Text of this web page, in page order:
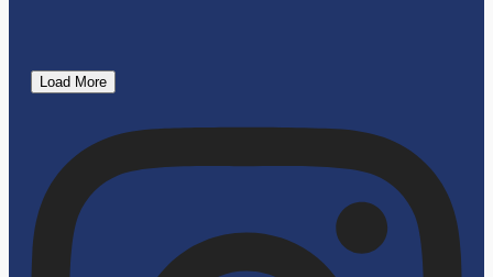
Load More